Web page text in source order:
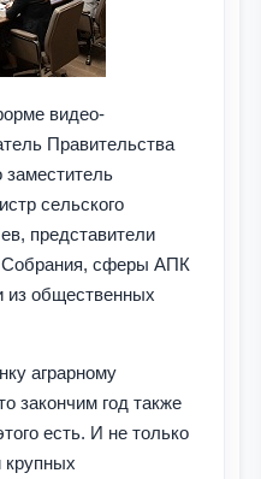
видео-
Правительства
сельского
представители
Собрания, сферы АПК
из общественных
аграрному
закончим год также
есть. И не только
крупных